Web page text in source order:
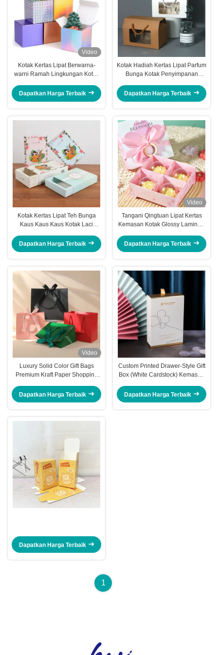
Video
Kotak Kertas Lipat Berwarna-
warni Ramah Lingkungan Kotak
Dapatkan Harga Terbaik
Kotak Hadiah Kertas Lipat Parfum
Bunga Kotak Penyimpanan
Dapatkan Harga Terbaik
Kotak Kertas Lipat Teh Bunga
Kaus Kaus Kaus Kotak Laci
Dapatkan Harga Terbaik
Video
Tangani Qingtuan Lipat Kertas
Kemasan Kotak Glossy Laminasi
Dapatkan Harga Terbaik
Video
Luxury Solid Color Gift Bags
Premium Kraft Paper Shopping
Stock untuk Perdagangan lintas
batas Ideal untuk Gifting Retail
Dapatkan Harga Terbaik
Custom Printed Drawer-Style Gift
Box (White Cardstock) Kemasan
kaki Kosmetik Perhiasan & Set
Teh Bunga
Dapatkan Harga Terbaik
Dapatkan Harga Terbaik
1